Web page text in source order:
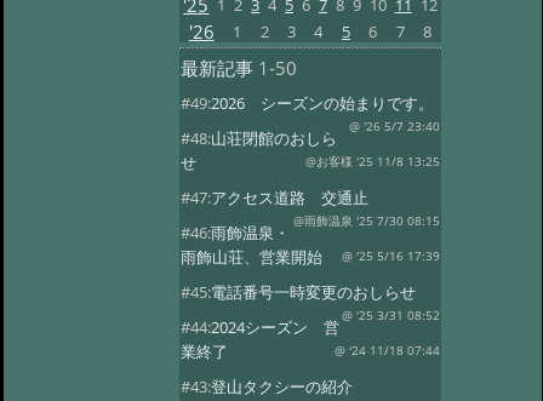
'25 1 2 3 4 5 6 7 8 9 10 11 12
'26 1 2 3 4 5 6 7 8
最新記事 1-50
#49:2026 シーズンの始まりです。
@ '26 5/7 23:40
#48:山荘閉館のおしら
せ
@お客様 '25 11/8 13:25
#47:アクセス道路 交通止
@雨飾温泉 '25 7/30 08:15
#46:雨飾温泉・
雨飾山荘、営業開始
@ '25 5/16 17:39
#45:電話番号一時変更のおしらせ
@ '25 3/31 08:52
#44:2024シーズン 営
業終了
@ '24 11/18 07:44
#43:登山タクシーの紹介